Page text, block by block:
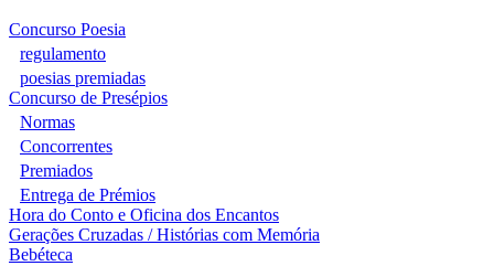
Concurso Poesia
regulamento
poesias premiadas
Concurso de Presépios
Normas
Concorrentes
Premiados
Entrega de Prémios
Hora do Conto e Oficina dos Encantos
Gerações Cruzadas / Histórias com Memória
Bebéteca